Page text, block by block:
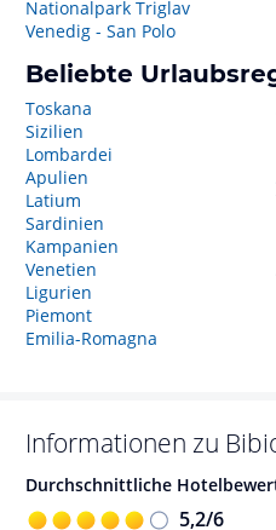
Nationalpark Triglav
Venedig - San Polo
Beliebte
Toskana
Sizilien
Lombardei
Apulien
Latium
Sardinien
Kampanien
Venetien
Ligurien
Piemont
Emilia-Romagna
Informationen zu
Durchschnittliche
5,2/6